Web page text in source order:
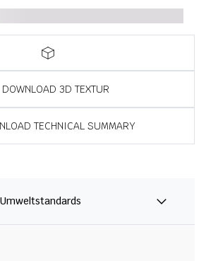
DOWNLOAD 3D TEXTUR
TECHNICAL SUMMARY